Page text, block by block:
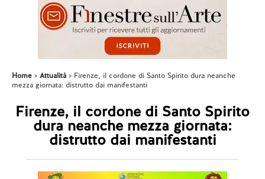
Home Attualità
Firenze, il cordone di Santo Spirito dura neanche
mezza giornata: distrutto dai manifestanti
Firenze, il cordone di Santo Spirito
dura neanche mezza giornata:
distrutto dai manifestanti